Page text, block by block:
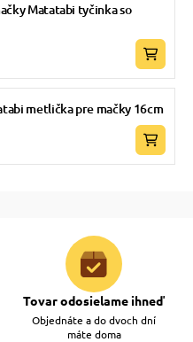
Matatabi tyčinka so
metlička pre mačky 16cm
Tovar odosielame ihneď
Objednáte a do dvoch dní
máte doma